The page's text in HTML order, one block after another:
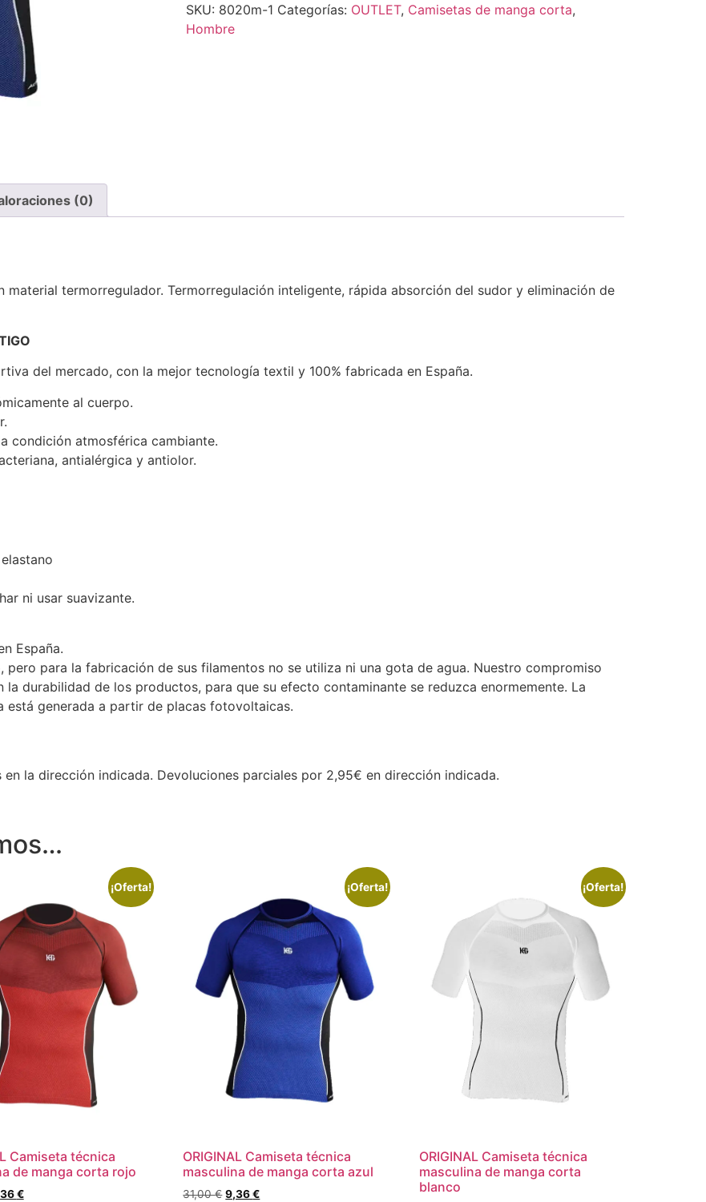
SKU: 8020m-1 Categorías: OUTLET, Camisetas de manga corta,
Hombre
(0)
termorregulador. Termorregulación inteligente, rápida absorción del sudor y eliminación de
del mercado, con la mejor tecnología textil y 100% fabricada en España.
al cuerpo.
condición atmosférica cambiante.
antialérgica y antiolor.
ni usar suavizante.
España.
para la fabricación de sus filamentos no se utiliza ni una gota de agua. Nuestro compromiso
durabilidad de los productos, para que su efecto contaminante se reduzca enormemente. La
está generada a partir de placas fotovoltaicas.
la dirección indicada. Devoluciones parciales por 2,95€ en dirección indicada.
¡Oferta!
Camiseta técnica
de manga corta rojo
€
¡Oferta!
ORIGINAL Camiseta técnica
masculina de manga corta azul
31,00€ 9,36€
¡Oferta!
ORIGINAL Camiseta técnica
masculina de manga corta
blanco